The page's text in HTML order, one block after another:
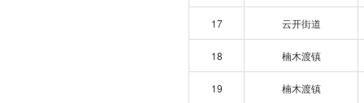
17 云开街道
18 楠木渡镇
19 楠木渡镇